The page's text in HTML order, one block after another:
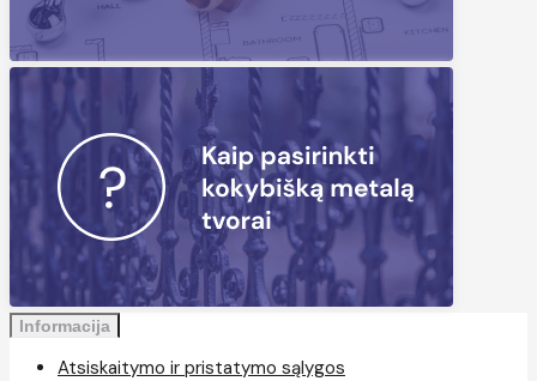
Informacija
Atsiskaitymo ir pristatymo sąlygos